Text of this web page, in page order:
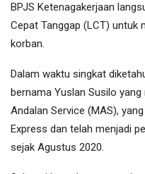
BPJS Ketenagakerjaan
Cepat Tanggap (LCT)
korban.
Dalam waktu singkat
bernama Yuslan Susilo
Andalan Service (MAS),
Express dan telah menjadi
sejak Agustus 2020.